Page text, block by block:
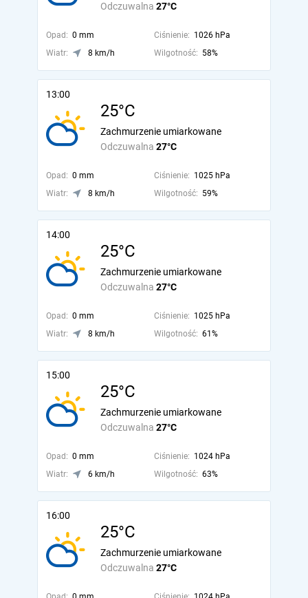
Odczuwalna 27°C
Opad: 0 mm Ciśnienie: 1026 hPa
Wiatr:
8 km/h Wilgotność: 58%
13:00
25°C
Odczuwalna 27°C
Zachmurzenie umiarkowane
Opad: 0 mm Ciśnienie: 1025 hPa
Wiatr:
8 km/h Wilgotność: 59%
14:00
25°C
Odczuwalna 27°C
Zachmurzenie umiarkowane
Opad: 0 mm Ciśnienie: 1025 hPa
Wiatr:
8 km/h Wilgotność: 61%
15:00
25°C
Odczuwalna 27°C
Zachmurzenie umiarkowane
Opad: 0 mm Ciśnienie: 1024 hPa
Wiatr:
6 km/h Wilgotność: 63%
16:00
25°C
Odczuwalna 27°C
Zachmurzenie umiarkowane